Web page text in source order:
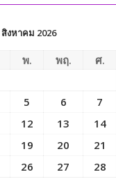
สิงหาคม 2026
พ. พฤ. ศ.
5 6 7
12 13 14
19 20 21
26 27 28